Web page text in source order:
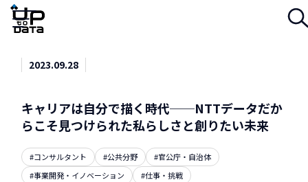
Menu
2023.09.28
キャリアは自分で描く時代──NTTデータだか
らこそ見つけられた私らしさと創りたい未来
#コンサルタント #公共分野
#官公庁・自治体
#事業開発・イノベーション
#仕事・挑戦